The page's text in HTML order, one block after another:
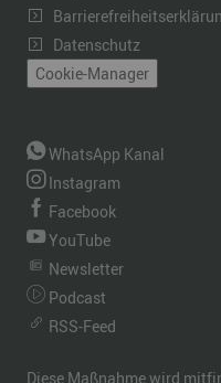
Datenschutz
Cookie-Manager
WhatsApp Kanal
Instagram
Facebook
YouTube
Newsletter
Podcast
RSS-Feed
Diese Maßnahme wird